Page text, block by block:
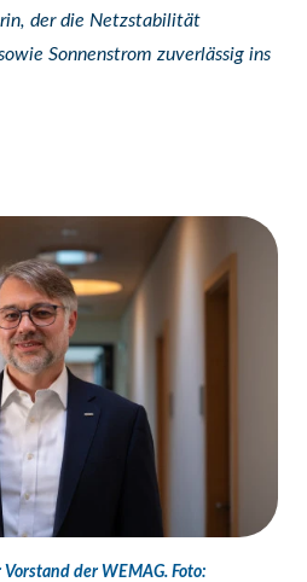
der die Netzstabilität
Sonnenstrom zuverlässig ins
der WEMAG. Foto: